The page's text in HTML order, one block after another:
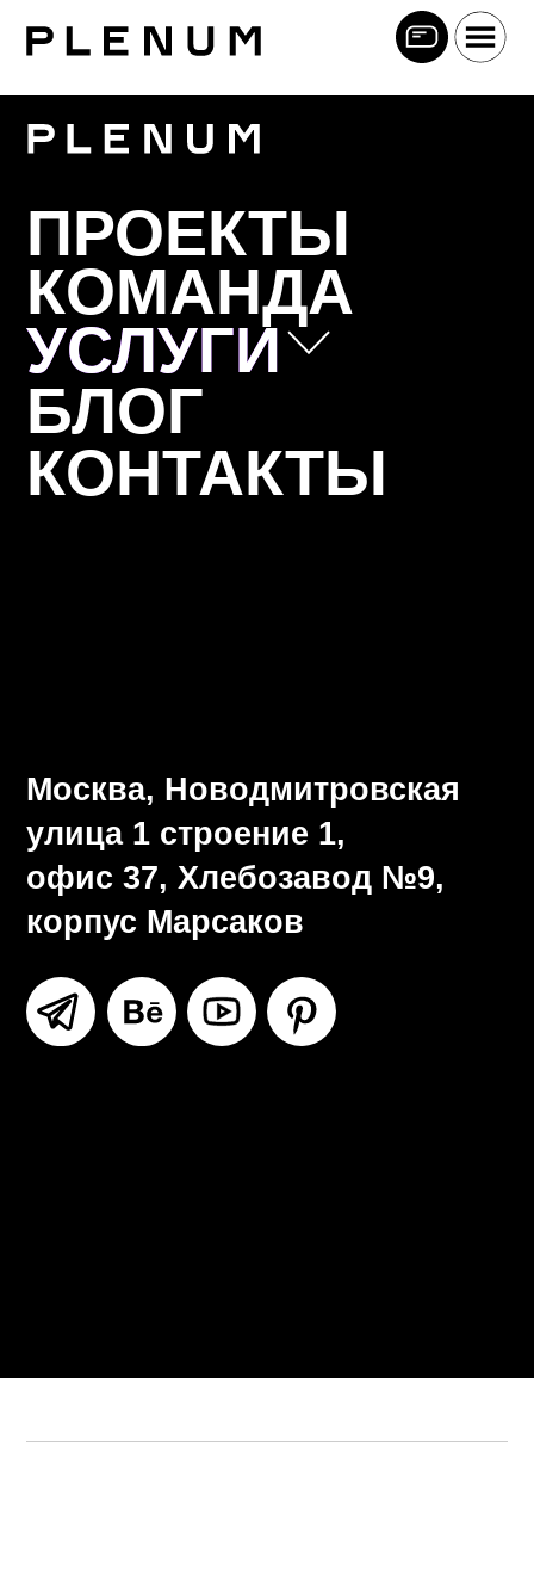
ПРОЕКТЫ
КОМАНДА
УСЛУГИ
УСЛУГИ
БЛОГ
КОНТАКТЫ
Москва, Новодмитровская
улица 1 строение 1,
офис 37, Хлебозавод №9,
корпус Марсаков
Позиционирование
Коммуникационная стратегия